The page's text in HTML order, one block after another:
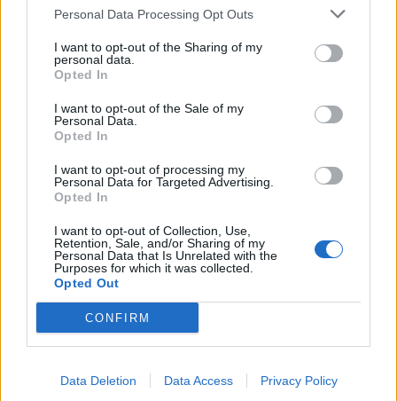
Personal Data Processing Opt Outs
I want to opt-out of the Sharing of my
personal data.
Opted In
I want to opt-out of the Sale of my
Personal Data.
Opted In
I want to opt-out of processing my
Personal Data for Targeted Advertising.
Opted In
I want to opt-out of Collection, Use,
Retention, Sale, and/or Sharing of my
Personal Data that Is Unrelated with the
Purposes for which it was collected.
Opted Out
CONFIRM
Data Deletion Data Access Privacy Policy
ΠΟΛΙΤΙΚΉ ΥΓΕΊΑΣ 08/06/2026 - 14:59
Καταγγελίες για σοβαρές ελλείψεις σημαντικού
υγειονομικού υλικού στο Νοσοκομείο της Νίκαιας